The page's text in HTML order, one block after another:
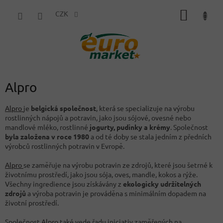
CZK
Alpro
Alpro je belgická společnost, která se specializuje na výrobu
rostlinných nápojů a potravin, jako jsou sójové, ovesné nebo
mandlové mléko, rostlinné jogurty, pudinky a krémy. Společnost
byla založena v roce 1980 a od té doby se stala jedním z předních
výrobců rostlinných potravin v Evropě.
Alpro se zaměřuje na výrobu potravin ze zdrojů, které jsou šetrné k
životnímu prostředí, jako jsou sója, oves, mandle, kokos a rýže.
Všechny ingredience jsou získávány z ekologicky udržitelných
zdrojů a výroba potravin je prováděna s minimálním dopadem na
životní prostředí.